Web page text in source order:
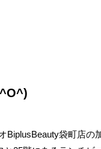
袋町店の